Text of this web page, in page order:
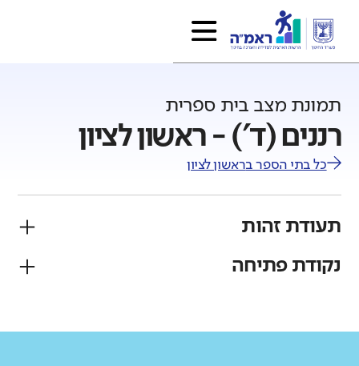
תמונת מצב בית ספרית
רננים (ד') - ראשון לציון
כל בתי הספר בראשון לציון
תעודת זהות
פיקוח
נקודת פתיחה